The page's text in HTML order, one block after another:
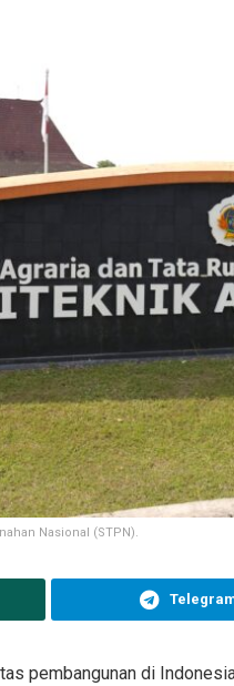
Nasional (STPN).
pembangunan di